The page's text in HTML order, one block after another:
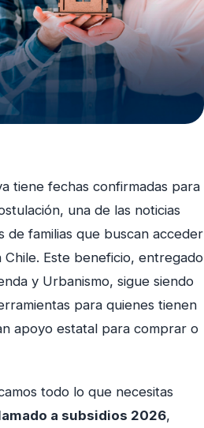
tiene fechas confirmadas para
una de las noticias
de familias que buscan acceder
Chile. Este beneficio, entregado
y Urbanismo, sigue siendo
para quienes tienen
apoyo estatal para comprar o
todo lo que necesitas
a subsidios 2026,